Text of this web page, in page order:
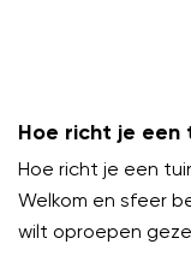
Hoe richt je een
familieavonden?
Hoe richt je een
Welkom en sfeer
wilt oproepen